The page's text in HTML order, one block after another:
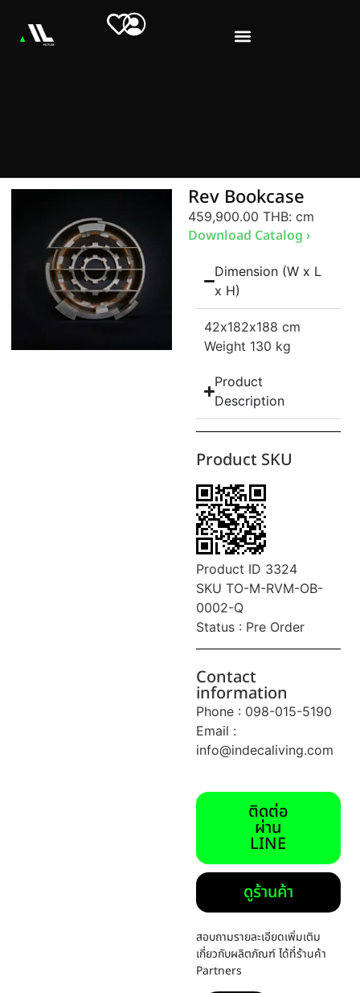
Rev Bookcase
459,900.00 THB: cm
Download Catalog ›
Dimension (W x L
x H)
42x182x188 cm
Weight 130 kg
Product
Description
Product SKU
Product ID 3324
SKU TO-M-RVM-OB-
0002-Q
Status : Pre Order
Contact
information
Phone : 098-015-5190
Email :
info@indecaliving.com
ติดต่อ
ผ่าน
LINE
ดูร้านค้า
สอบถามรายละเอียดเพิ่มเติม
เกี่ยวกับผลิตภัณฑ์ ได้ที่ร้านค้า
Partners